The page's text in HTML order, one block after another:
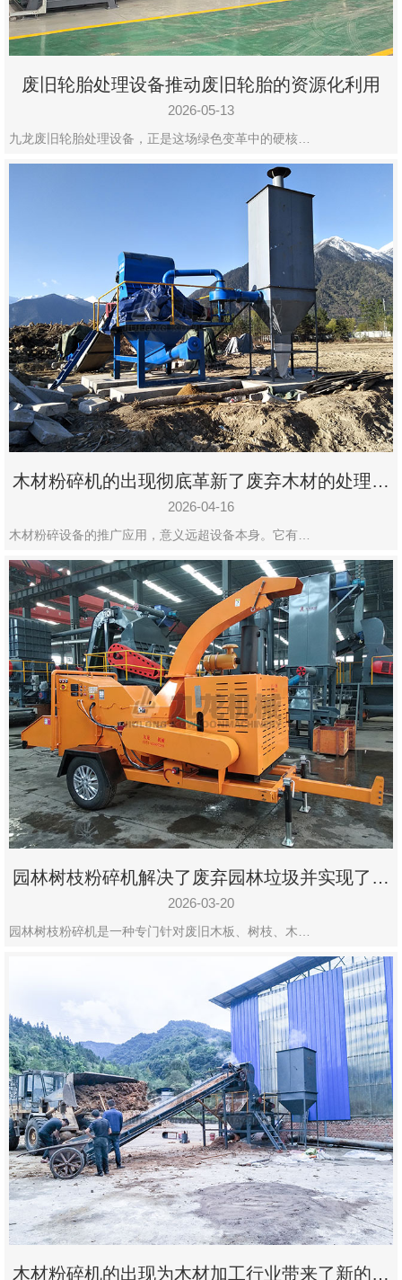
废旧轮胎处理设备推动废旧轮胎的资源化利用
2026-05-13
九龙废旧轮胎处理设备，正是这场绿色变革中的硬核…
木材粉碎机的出现彻底革新了废弃木材的处理模
式
2026-04-16
木材粉碎设备的推广应用，意义远超设备本身。它有…
园林树枝粉碎机解决了废弃园林垃圾并实现了再
利用
2026-03-20
园林树枝粉碎机是一种专门针对废旧木板、树枝、木…
木材粉碎机的出现为木材加工行业带来了新的变